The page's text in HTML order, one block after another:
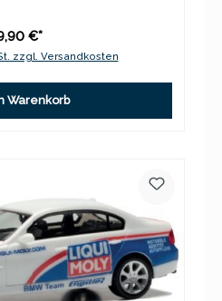
€*
zzgl. Versandkosten
Warenkorb